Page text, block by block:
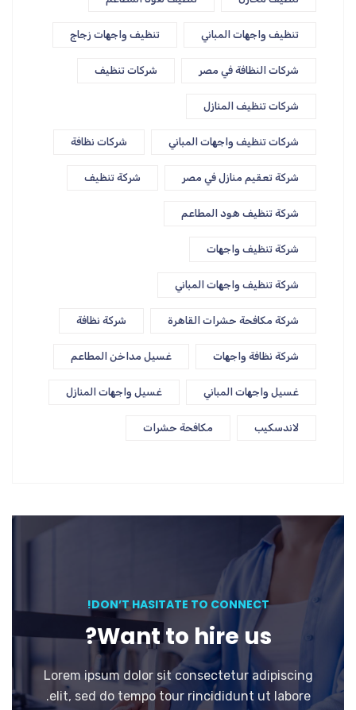
تنظيف واجهات المباني تنظيف واجهات زجاج
شركات النظافة في مصر شركات تنظيف
شركات تنظيف المنازل
شركات تنظيف واجهات المباني شركات نظافة
شركة تعقيم منازل في مصر شركة تنظيف
شركة تنظيف هود المطاعم
شركة تنظيف واجهات
شركة تنظيف واجهات المباني
شركة مكافحة حشرات القاهرة شركة نظافة
شركة نظافة واجهات غسيل مداخن المطاعم
غسيل واجهات المباني غسيل واجهات المنازل
لاندسكيب مكافحة حشرات
DON’T HASITATE TO CONNECT!
Want to hire us?
Lorem ipsum dolor sit consectetur adipiscing
elit, sed do tempo tour rincididunt ut labore.